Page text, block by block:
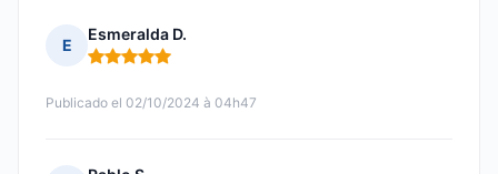
E
Esmeralda D.
Nota: 5 de 5
Publicado el 02/10/2024 à 04h47